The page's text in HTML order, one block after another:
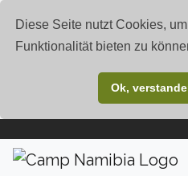
Diese Seite nutzt Cookies,
Funktionalität bieten zu
Ok,